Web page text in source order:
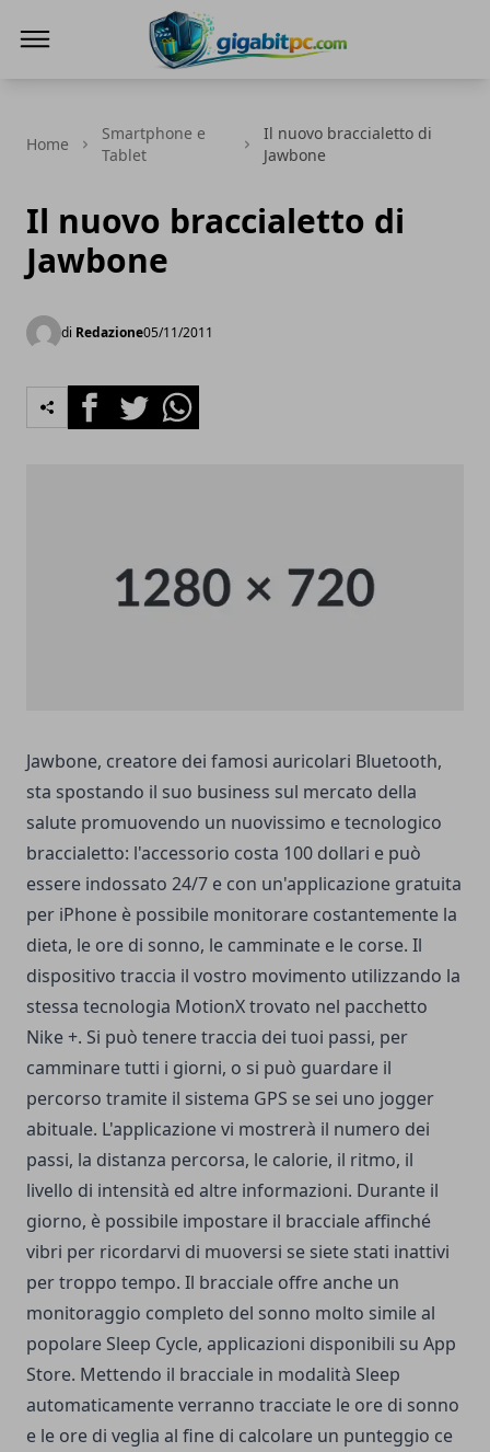
Home
Smartphone e
Tablet
Il nuovo braccialetto di
Jawbone
Il nuovo braccialetto di
Jawbone
di Redazione05/11/2011
FacebookTwitterWhatsapp
Jawbone, creatore dei famosi auricolari Bluetooth,
sta spostando il suo business sul mercato della
salute promuovendo un nuovissimo e tecnologico
braccialetto: l'accessorio costa 100 dollari e può
essere indossato 24/7 e con un'applicazione gratuita
per iPhone è possibile monitorare costantemente la
dieta, le ore di sonno, le camminate e le corse. Il
dispositivo traccia il vostro movimento utilizzando la
stessa tecnologia MotionX trovato nel pacchetto
Nike +. Si può tenere traccia dei tuoi passi, per
camminare tutti i giorni, o si può guardare il
percorso tramite il sistema GPS se sei uno jogger
abituale. L'applicazione vi mostrerà il numero dei
passi, la distanza percorsa, le calorie, il ritmo, il
livello di intensità ed altre informazioni. Durante il
giorno, è possibile impostare il bracciale affinché
vibri per ricordarvi di muoversi se siete stati inattivi
per troppo tempo. Il bracciale offre anche un
monitoraggio completo del sonno molto simile al
popolare Sleep Cycle, applicazioni disponibili su App
Store. Mettendo il bracciale in modalità Sleep
automaticamente verranno tracciate le ore di sonno
e le ore di veglia al fine di calcolare un punteggio ce